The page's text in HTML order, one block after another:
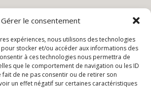
Gérer le consentement
expériences, nous utilisons des technologies
stocker et/ou accéder aux informations des
à ces technologies nous permettra de
que le comportement de navigation ou les ID
fait de ne pas consentir ou de retirer son
un effet négatif sur certaines caractéristiques
Retour au début
Bureau